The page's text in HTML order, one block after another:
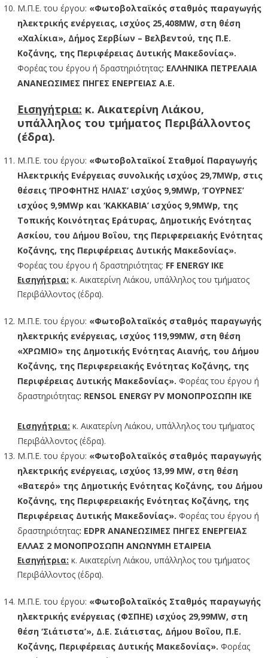
Μ.Π.Ε. του έργου: «Φωτοβολταϊκός σταθμός παραγωγής
ηλεκτρικής ενέργειας, ισχύος 25,408MW, στη θέση
«Χαλίκια», Δήμος Σερβίων – Βελβεντού, της Π.Ε.
Κοζάνης, της Περιφέρειας Δυτικής Μακεδονίας».
Φορέας του έργου ή δραστηριότητας: ΕΛΛΗΝΙΚΑ ΠΕΤΡΕΛΑΙΑ
ΑΝΑΝΕΩΣΙΜΕΣ ΠΗΓΕΣ ΕΝΕΡΓΕΙΑΣ Α.Ε.
Εισηγήτρια: κ. Αικατερίνη Λιάκου,
υπάλληλος του τμήματος Περιβάλλοντος
(έδρα).
Μ.Π.Ε. του έργου: «Φωτοβολταϊκοί Σταθμοί Παραγωγής
Ηλεκτρικής Ενέργειας συνολικής ισχύος 29,7MWp, στις
θέσεις ‘ΠΡΟΦΗΤΗΣ ΗΛΙΑΣ’ ισχύος 9,9MWp, ‘ΓΟΥΡΝΕΣ’
ισχύος 9,9MWp και ‘ΚΑΚΚΑΒΙΑ’ ισχύος 9,9MWp, της
Τοπικής Κοινότητας Εράτυρας, Δημοτικής Ενότητας
Ασκίου, του Δήμου Βοΐου, της Περιφερειακής Ενότητας
Κοζάνης, της Περιφέρειας Δυτικής Μακεδονίας».
Φορέας του έργου ή δραστηριότητας: FF ENERGY IKE
Εισηγήτρια: κ. Αικατερίνη Λιάκου, υπάλληλος του τμήματος
Περιβάλλοντος (έδρα).
Μ.Π.Ε. του έργου: «Φωτοβολταϊκός σταθμός παραγωγής
ηλεκτρικής ενέργειας, ισχύος 119,99MW, στη θέση
«ΧΡΩΜΙΟ» της Δημοτικής Ενότητας Αιανής, του Δήμου
Κοζάνης, της Περιφερειακής Ενότητας Κοζάνης, της
Περιφέρειας Δυτικής Μακεδονίας». Φορέας του έργου ή
δραστηριότητας: RENSOL ENERGY PV ΜΟΝΟΠΡΟΣΩΠΗ ΙΚΕ
Εισηγήτρια: κ. Αικατερίνη Λιάκου, υπάλληλος του τμήματος
Περιβάλλοντος (έδρα).
Μ.Π.Ε. του έργου: «Φωτοβολταϊκός σταθμός παραγωγής
ηλεκτρικής ενέργειας, ισχύος 13,99 MW, στη θέση
«Βατερό» της Δημοτικής Ενότητας Κοζάνης, του Δήμου
Κοζάνης, της Περιφερειακής Ενότητας Κοζάνης, της
Περιφέρειας Δυτικής Μακεδονίας». Φορέας του έργου ή
δραστηριότητας: EDPR ΑΝΑΝΕΩΣΙΜΕΣ ΠΗΓΕΣ ΕΝΕΡΓΕΙΑΣ
ΕΛΛΑΣ 2 ΜΟΝΟΠΡΟΣΩΠΗ ΑΝΩΝΥΜΗ ΕΤΑΙΡΕΙΑ
Εισηγήτρια: κ. Αικατερίνη Λιάκου, υπάλληλος του τμήματος
Περιβάλλοντος (έδρα).
Μ.Π.Ε. του έργου: «Φωτοβολταϊκός Σταθμός παραγωγής
ηλεκτρικής ενέργειας (ΦΣΠΗΕ) ισχύος 29,99MW, στη
θέση ‘Σιάτιστα’», Δ.Ε. Σιάτιστας, Δήμου Βοΐου, Π.Ε.
Κοζάνης, Περιφέρειας Δυτικής Μακεδονίας». Φορέας